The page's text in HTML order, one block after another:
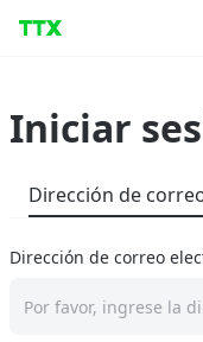
Iniciar
Dirección de
Dirección de correo
Por favor, ingrese la